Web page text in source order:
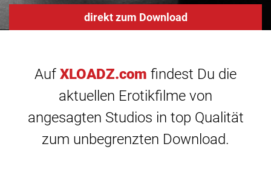
direkt zum Download
Auf XLOADZ.com findest Du die
aktuellen Erotikfilme von
angesagten Studios in top Qualität
zum unbegrenzten Download.